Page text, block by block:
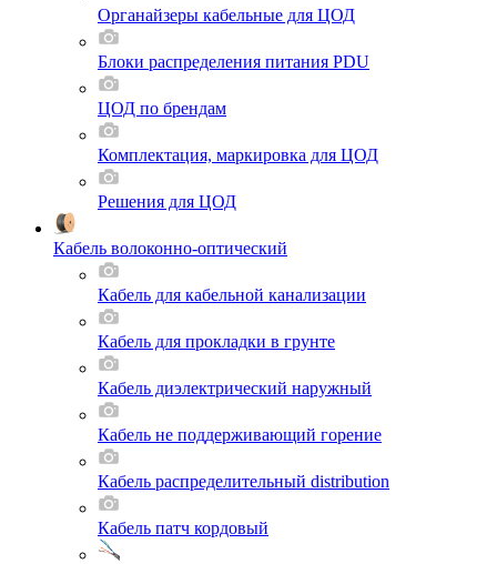
Органайзеры кабельные для ЦОД
Блоки распределения питания PDU
ЦОД по брендам
Комплектация, маркировка для ЦОД
Решения для ЦОД
Кабель волоконно-оптический
Кабель для кабельной канализации
Кабель для прокладки в грунте
Кабель диэлектрический наружный
Кабель не поддерживающий горение
Кабель распределительный distribution
Кабель патч кордовый